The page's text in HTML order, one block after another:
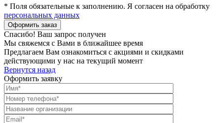
* Поля обязательные к заполнению. Я согласен на обработку
персональных данных
Спасибо! Ваш запрос получен
Мы свяжемся с Вами в ближайшее время
Предлагаем Вам ознакомиться с акциями и скидками
действующими у нас на текущий момент
Вернутся назад
Оформить заявку